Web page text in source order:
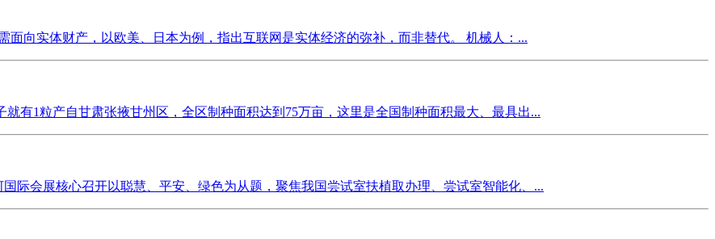
向实体财产，以欧美、日本为例，指出互联网是实体经济的弥补，而非替代。 机械人：...
有1粒产自甘肃张掖甘州区，全区制种面积达到75万亩，这里是全国制种面积最大、最具出...
际会展核心召开以聪慧、平安、绿色为从题，聚焦我国尝试室扶植取办理、尝试室智能化、...